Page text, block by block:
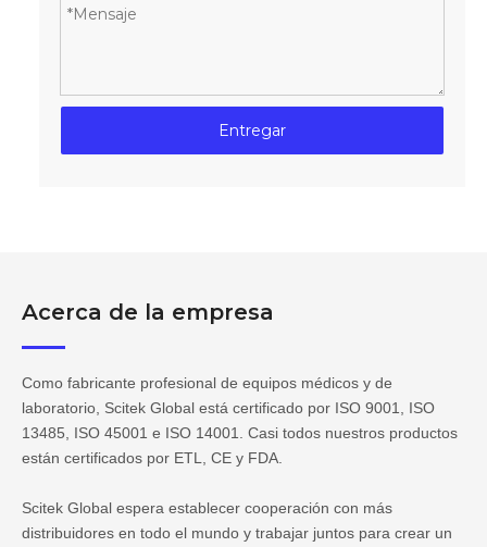
Entregar
Acerca de la empresa
Como fabricante profesional de equipos médicos y de
laboratorio, Scitek Global está certificado por ISO 9001, ISO
13485, ISO 45001 e ISO 14001. Casi todos nuestros productos
están certificados por ETL, CE y FDA.
Scitek Global espera establecer cooperación con más
distribuidores en todo el mundo y trabajar juntos para crear un